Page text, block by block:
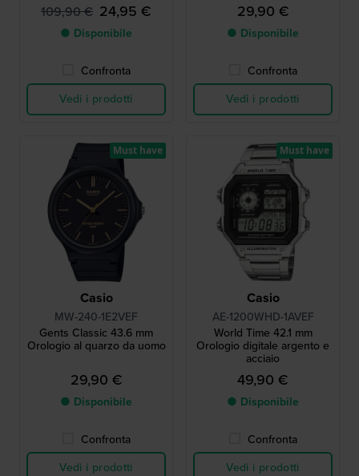
109,90 € 24,95 €
● Disponibile
Confronta
Vedi i prodotti
29,90 €
● Disponibile
Confronta
Vedi i prodotti
Casio
MW-240-1E2VEF
Gents Classic 43.6 mm
Orologio al quarzo da uomo
29,90 €
● Disponibile
Confronta
Vedi i prodotti
Must have
Casio
AE-1200WHD-1AVEF
World Time 42.1 mm
Orologio digitale argento e
acciaio
49,90 €
● Disponibile
Confronta
Vedi i prodotti
Must have